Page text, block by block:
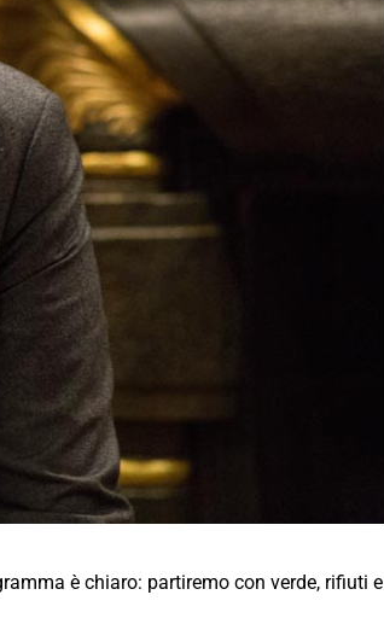
è chiaro: partiremo con verde, rifiuti e